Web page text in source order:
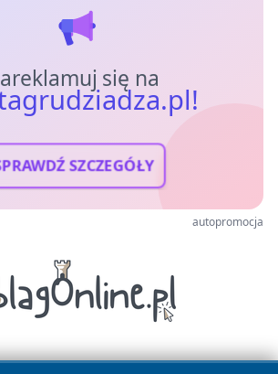
się na
SZCZEGÓŁY
autopromocja